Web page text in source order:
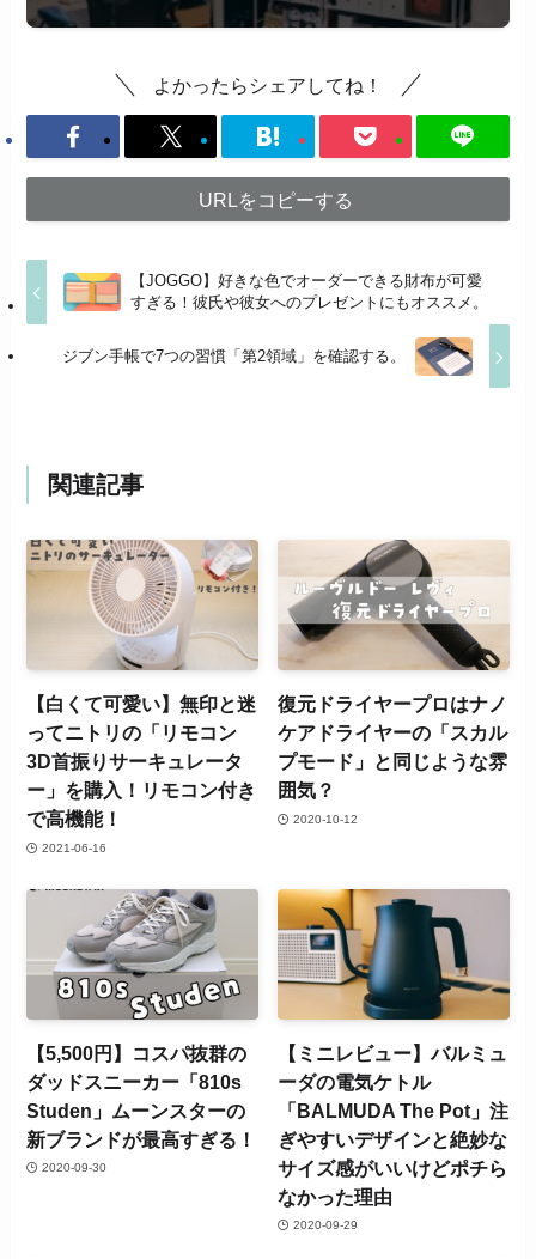
よかったらシェアしてね！
URLをコピーする
【JOGGO】好きな色でオーダーできる財布が可愛
すぎる！彼氏や彼女へのプレゼントにもオススメ。
ジブン手帳で7つの習慣「第2領域」を確認する。
関連記事
【白くて可愛い】無印と迷
ってニトリの「リモコン
3D首振りサーキュレータ
ー」を購入！リモコン付き
で高機能！
2021-06-16
復元ドライヤープロはナノ
ケアドライヤーの「スカル
プモード」と同じような雰
囲気？
2020-10-12
【5,500円】コスパ抜群の
ダッドスニーカー「810s
Studen」ムーンスターの
新ブランドが最高すぎる！
2020-09-30
【ミニレビュー】バルミュ
ーダの電気ケトル
「BALMUDA The Pot」注
ぎやすいデザインと絶妙な
サイズ感がいいけどポチら
なかった理由
2020-09-29